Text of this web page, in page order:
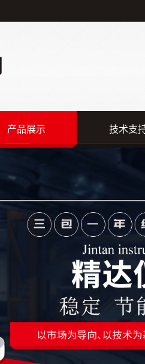
产品展示 技术支